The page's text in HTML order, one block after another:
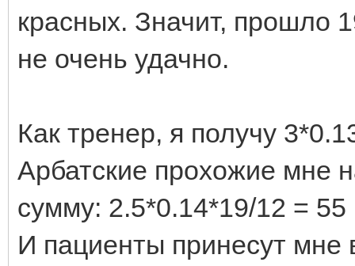
красных. Значит, прошло
не очень удачно.
Как тренер, я получу
Арбатские прохожие мне
сумму: 2.5*0.14*19/12 = 55
И пациенты принесут мне